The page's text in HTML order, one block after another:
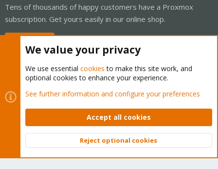
Tens of thousands of happy customers have a Proxmox
subscription. Get yours easily in our online shop.
Cookies
Proxmox Support Forum - Light Mode
Contact us
Terms and rules Privacy policy Help Home
Community platform by XenForo © 2010-2026 XenForo Ltd.
Top
We value your privacy
We use essential cookies to make this site work, and
optional cookies to enhance your experience.
See further information and configure your preferences
Accept all cookies
Reject optional cookies